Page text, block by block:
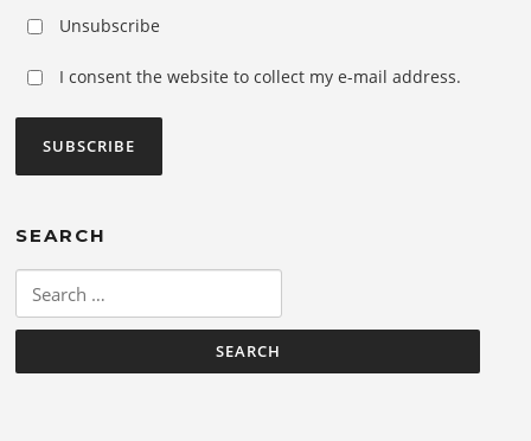
Unsubscribe
I consent the website to collect my e-mail address.
SEARCH
for: